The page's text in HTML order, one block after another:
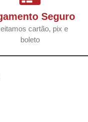
Seguro
cartão, pix e
boleto